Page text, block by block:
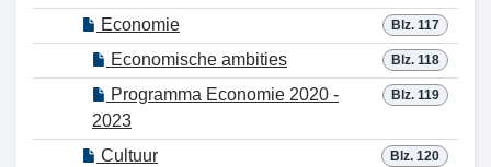
Blz. 117
Economie
Blz. 118
Economische ambities
Blz. 119
Programma Economie 2020 -
2023
Blz. 120
Cultuur